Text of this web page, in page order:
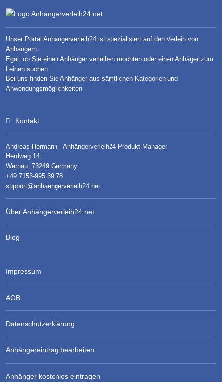
Unser Portal Anhängerverleih24 ist spezialisiert auf den Verleih von
Anhängern.
Egal, ob Sie einen Anhänger verleihen möchten oder einen Anhäger zum
Leihen suchen.
Bei uns finden Sie Anhänger aus sämtlichen Kategorien und
Anwendungsmöglichkeiten
Kontakt
Andreas Hermann - Anhängerverleih24 Produkt Manager
Herdweg 14,
Wernau, 73249 Germany
+49 7153-995 39 78
support@anhaengerverleih24.net
Über Anhängerverleih24.net
Blog
Impressum
AGB
Datenschutzerklärung
Anhängereintrag bearbeiten
Anhänger kostenlos eintragen